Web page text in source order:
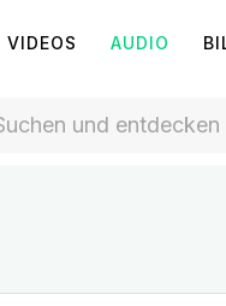
VIDEOS AUDIO